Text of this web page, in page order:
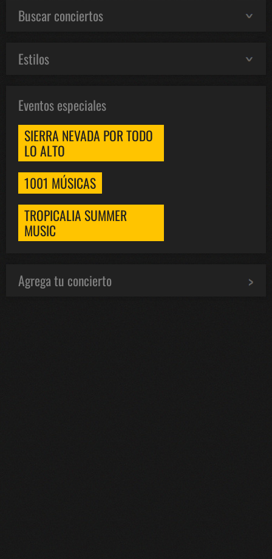
Buscar conciertos
Estilos
Eventos especiales
SIERRA NEVADA POR TODO
LO ALTO
1001 MÚSICAS
TROPICALIA SUMMER
MUSIC
Agrega tu concierto